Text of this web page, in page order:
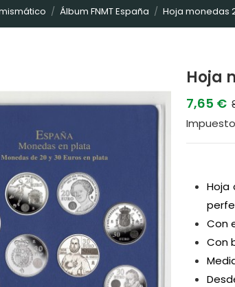
Álbum FNMT España Hoja monedas
Hoja
7,65 €
Hoja
Con
Con